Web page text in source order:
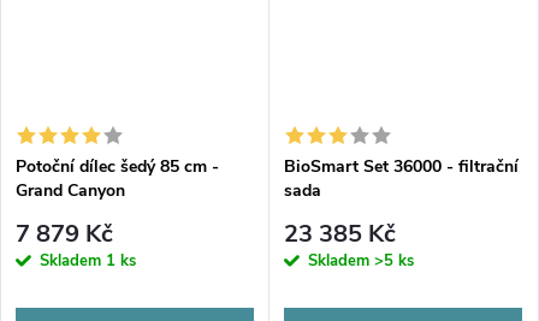
Potoční dílec šedý 85 cm -
Grand Canyon
7 879 Kč
Skladem 1 ks
BioSmart Set 36000 - filtrační
sada
23 385 Kč
Skladem >5 ks